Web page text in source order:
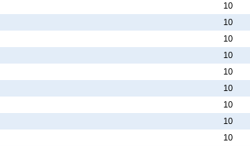
10
10
10
10
10
10
10
10
10